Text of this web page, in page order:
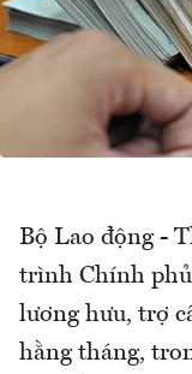
Bộ Lao động -
trình Chính
lương hưu, trợ
hằng tháng,